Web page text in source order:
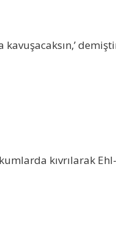
kıvrılarak